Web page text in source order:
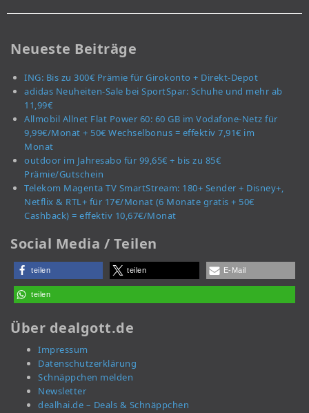
Neueste Beiträge
ING: Bis zu 300€ Prämie für Girokonto + Direkt-Depot
adidas Neuheiten-Sale bei SportSpar: Schuhe und mehr ab
11,99€
Allmobil Allnet Flat Power 60: 60 GB im Vodafone-Netz für
9,99€/Monat + 50€ Wechselbonus = effektiv 7,91€ im
Monat
outdoor im Jahresabo für 99,65€ + bis zu 85€
Prämie/Gutschein
Telekom Magenta TV SmartStream: 180+ Sender + Disney+,
Netflix & RTL+ für 17€/Monat (6 Monate gratis + 50€
Cashback) = effektiv 10,67€/Monat
Social Media / Teilen
teilen teilen E-Mail
teilen
Über dealgott.de
Impressum
Datenschutzerklärung
Schnäppchen melden
Newsletter
dealhai.de – Deals & Schnäppchen